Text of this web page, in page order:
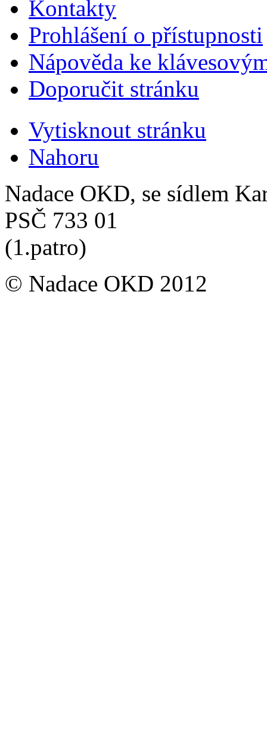
Kontakty
Prohlášení o přístupnosti
Nápověda ke
Doporučit stránku
Vytisknout stránku
Nahoru
Nadace OKD, se sídlem
PSČ 733 01
(1.patro)
© Nadace OKD 2012